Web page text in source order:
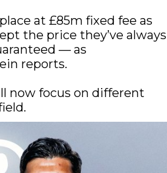
at £85m fixed fee as
the price they’ve always
reports.
now focus on different